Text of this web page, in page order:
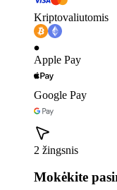
Kriptovaliutomis
Apple Pay
Google Pay
2 žingsnis
Mokėkite